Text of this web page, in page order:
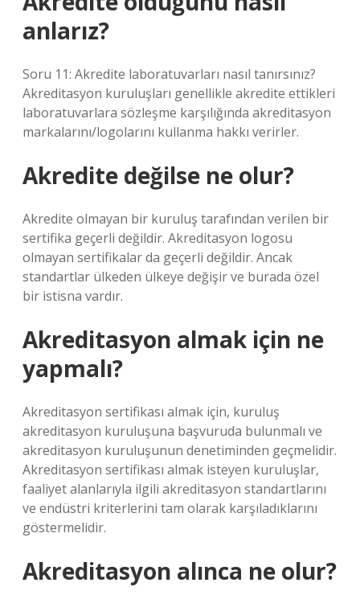
anlarız?
Soru 11: Akredite laboratuvarları nasıl tanırsınız?
Akreditasyon kuruluşları genellikle akredite ettikleri
laboratuvarlara sözleşme karşılığında akreditasyon
markalarını/logolarını kullanma hakkı verirler.
Akredite değilse ne olur?
Akredite olmayan bir kuruluş tarafından verilen bir
sertifika geçerli değildir. Akreditasyon logosu
olmayan sertifikalar da geçerli değildir. Ancak
standartlar ülkeden ülkeye değişir ve burada özel
bir istisna vardır.
Akreditasyon almak için ne
yapmalı?
Akreditasyon sertifikası almak için, kuruluş
akreditasyon kuruluşuna başvuruda bulunmalı ve
akreditasyon kuruluşunun denetiminden geçmelidir.
Akreditasyon sertifikası almak isteyen kuruluşlar,
faaliyet alanlarıyla ilgili akreditasyon standartlarını
ve endüstri kriterlerini tam olarak karşıladıklarını
göstermelidir.
Akreditasyon alınca ne olur?